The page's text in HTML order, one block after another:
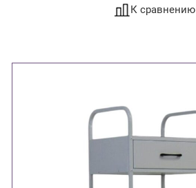
К сравнению